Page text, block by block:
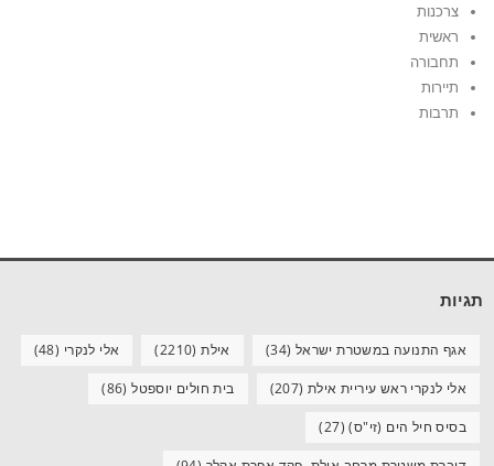
צרכנות
ראשית
תחבורה
תיירות
תרבות
תגיות
אגף התנועה במשטרת ישראל (34) אילת(2210) אלי לנקרי (48)
אלי לנקרי ראש עיריית אילת (207) בית חולים יוספטל(86)
בסיס חיל הים (זי"ס)(27)